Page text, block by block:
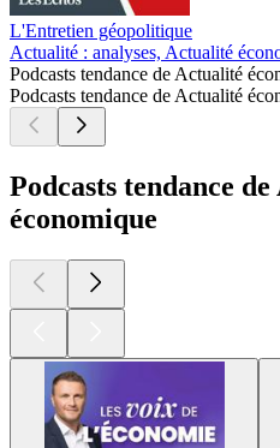
L'Entretien géopolitique
Actualité : analyses, Actualité
Podcasts tendance de Actualité
Podcasts tendance de Actualité
Podcasts tendance
économique